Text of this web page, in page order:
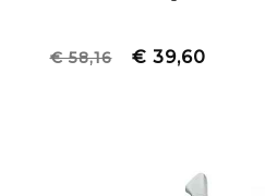
€ 58,16 € 39,60